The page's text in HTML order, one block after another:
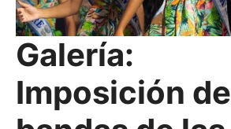
Galería:
Imposición de